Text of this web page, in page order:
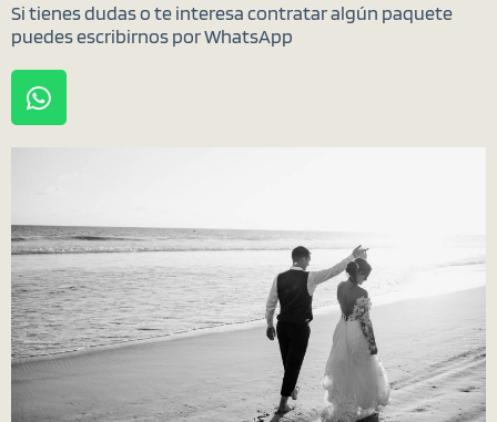
Si tienes dudas o te interesa contratar algún paquete
puedes escribirnos por WhatsApp